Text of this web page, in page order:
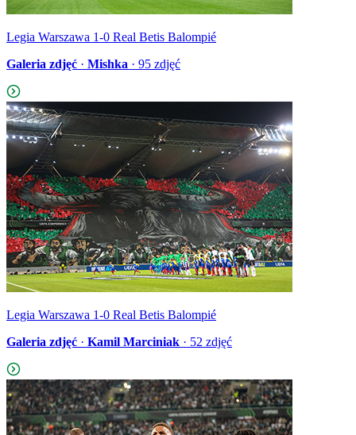
Legia Warszawa 1-0 Real Betis Balompié
Galeria zdjęć · Mishka · 95 zdjęć
Legia Warszawa 1-0 Real Betis Balompié
Galeria zdjęć · Kamil Marciniak · 52 zdjęć